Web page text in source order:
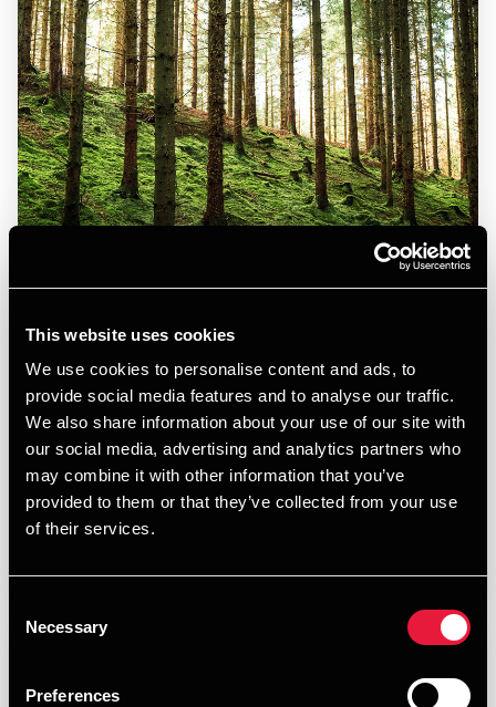
This website uses cookies
We use cookies to personalise content and ads, to
provide social media features and to analyse our traffic.
We also share information about your use of our site with
our social media, advertising and analytics partners who
may combine it with other information that you’ve
provided to them or that they’ve collected from your use
of their services.
Selection
Necessary
Preferences
BDO når klimamål og styrker ESG-indsatsen
JANUARY 21, 2026